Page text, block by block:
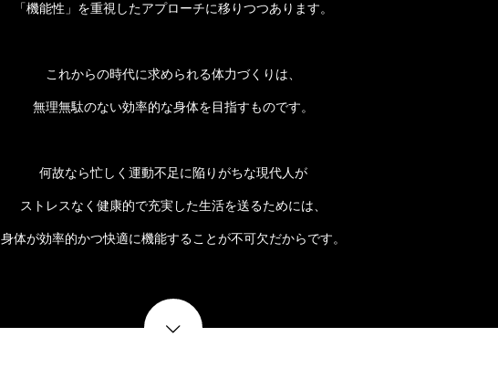
「機能性」を重視したアプローチに移りつつあります。
これからの時代に求められる体力づくりは、
無理無駄のない効率的な身体を目指すものです。
何故なら忙しく運動不足に陥りがちな現代人が
ストレスなく健康的で充実した生活を送るためには、
身体が効率的かつ快適に機能することが不可欠だからです。